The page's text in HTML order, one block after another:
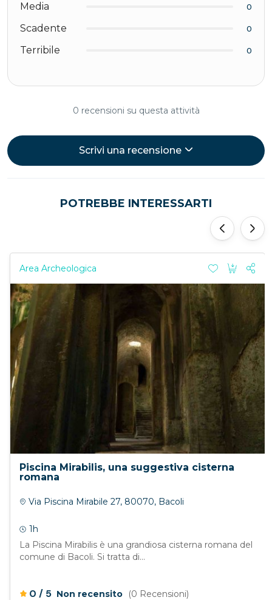
Media 0
Scadente 0
Terribile 0
0 recensioni su questa attività
Scrivi una recensione
POTREBBE INTERESSARTI
Area Archeologica
Piscina Mirabilis, una suggestiva cisterna
romana
Via Piscina Mirabile 27, 80070, Bacoli
1h
La Piscina Mirabilis è una grandiosa cisterna romana del
comune di Bacoli. Si tratta di...
0 / 5 Non recensito (0 Recensioni)
‹ ›